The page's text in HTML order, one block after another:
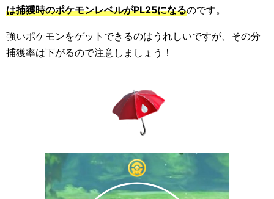
は捕獲時のポケモンレベルがPL25になるのです。
強いポケモンをゲットできるのはうれしいですが、その分
捕獲率は下がるので注意しましょう！